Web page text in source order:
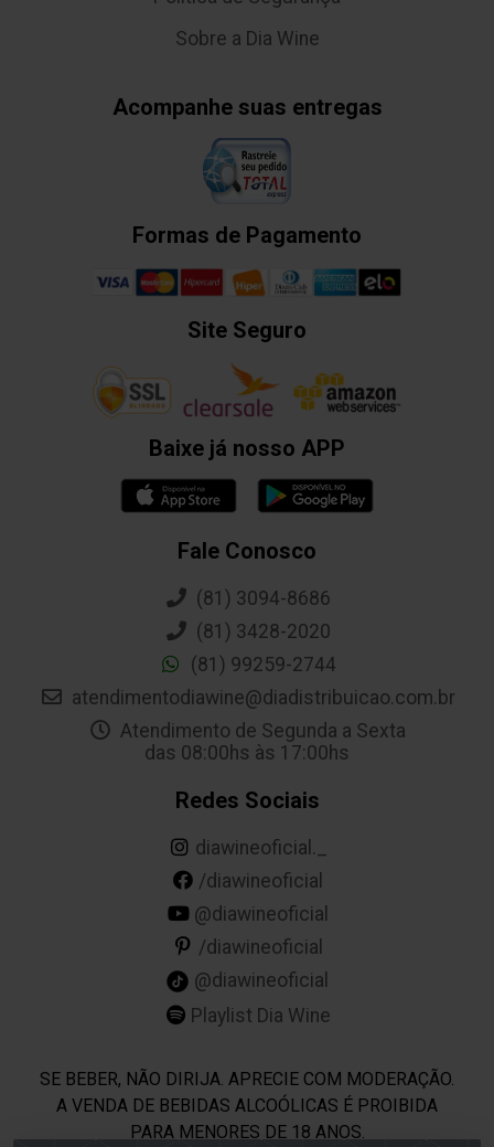
Sobre a Dia Wine
Acompanhe suas entregas
Formas de Pagamento
Site Seguro
Baixe já nosso APP
Fale Conosco
(81) 3094-8686
(81) 3428-2020
(81) 99259-2744
atendimentodiawine@diadistribuicao.com.br
Atendimento de Segunda a Sexta
das 08:00hs às 17:00hs
Redes Sociais
diawineoficial._
/diawineoficial
@diawineoficial
/diawineoficial
@diawineoficial
Playlist Dia Wine
SE BEBER, NÃO DIRIJA. APRECIE COM MODERAÇÃO.
A VENDA DE BEBIDAS ALCOÓLICAS É PROIBIDA
PARA MENORES DE 18 ANOS.